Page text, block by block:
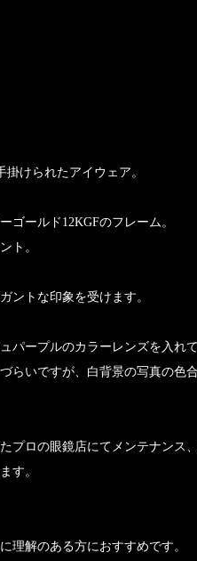
掛けられたアイウェア。
ゴールド12KGFのフレーム。
ト。
ントな印象を受けます。
パープルのカラーレンズを入れて
らいですが、白背景の写真の色
プロの眼鏡店にてメンテナンス
す。
理解のある方におすすめです。